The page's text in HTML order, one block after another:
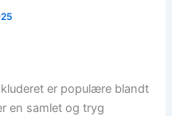
er populære blandt
en samlet og tryg